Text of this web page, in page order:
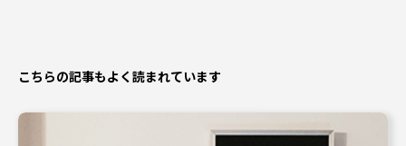
こちらの記事もよく読まれています